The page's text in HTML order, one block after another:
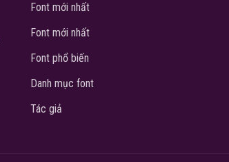
Font mới nhất
Font mới nhất
Font phổ biến
Danh mục font
Tác giả